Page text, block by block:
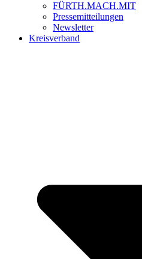
FÜRTH.MACH.MIT
Pressemitteilungen
Newsletter
Kreisverband